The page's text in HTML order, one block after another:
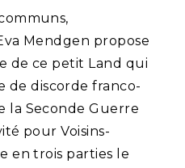
Mendgen propose
de ce petit Land qui
de discorde franco-
la Seconde Guerre
pour Voisins-
en trois parties le